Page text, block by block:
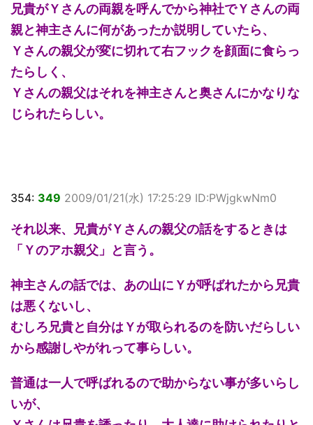
兄貴がＹさんの両親を呼んでから神社でＹさんの両
親と神主さんに何があったか説明していたら、
Ｙさんの親父が変に切れて右フックを顔面に食らっ
たらしく、
Ｙさんの親父はそれを神主さんと奥さんにかなりな
じられたらしい。
354: 349 2009/01/21(水) 17:25:29 ID:PWjgkwNm0
それ以来、兄貴がＹさんの親父の話をするときは
「Ｙのアホ親父」と言う。
神主さんの話では、あの山にＹが呼ばれたから兄貴
は悪くないし、
むしろ兄貴と自分はＹが取られるのを防いだらしい
から感謝しやがれって事らしい。
普通は一人で呼ばれるので助からない事が多いらし
いが、